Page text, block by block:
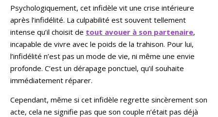
Psychologiquement, cet infidèle vit une crise intérieure
après l’infidélité. La culpabilité est souvent tellement
intense qu’il choisit de tout avouer à son partenaire,
incapable de vivre avec le poids de la trahison. Pour lui,
l’infidélité n’est pas un mode de vie, ni même une envie
profonde. C’est un dérapage ponctuel, qu’il souhaite
immédiatement réparer.
Cependant, même si cet infidèle regrette sincèrement son
acte, cela ne signifie pas que son couple n’était pas déjà